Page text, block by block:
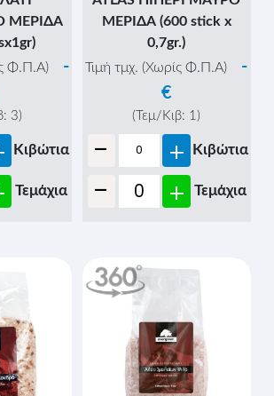
ΜΕΡΙΔΑ
Φ.Π.Α)
-
3)
Κιβώτια
Τεμάχια
ΜΕΡΙΔΑ (600 stick x
0,7gr.)
Τιμή τμχ. (Χωρίς Φ.Π.Α)
-
€
(Τεμ/Κιβ: 1)
- + Κιβώτια
- + Τεμάχια